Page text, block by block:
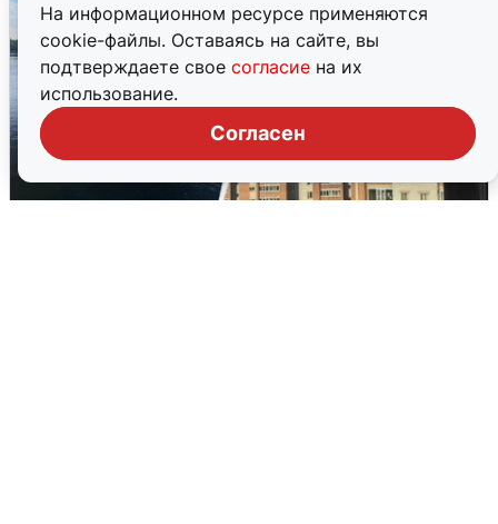
На информационном ресурсе применяются
cookie-файлы. Оставаясь на сайте, вы
подтверждаете свое согласие на их
использование.
Согласен